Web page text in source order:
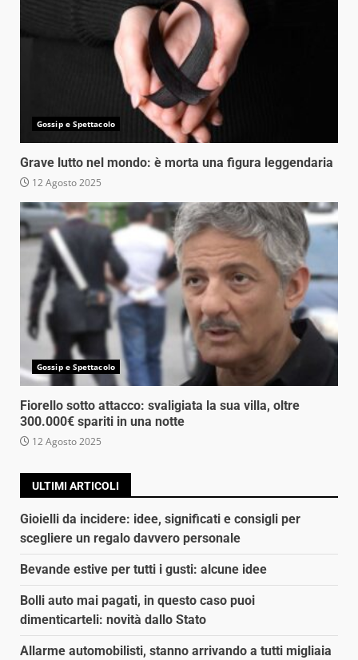
Gossip e Spettacolo
Grave lutto nel mondo: è morta una figura leggendaria
12 Agosto 2025
Gossip e Spettacolo
Fiorello sotto attacco: svaligiata la sua villa, oltre
300.000€ spariti in una notte
12 Agosto 2025
ULTIMI ARTICOLI
Gioielli da incidere: idee, significati e consigli per
scegliere un regalo davvero personale
Bevande estive per tutti i gusti: alcune idee
Bolli auto mai pagati, in questo caso puoi
dimenticarteli: novità dallo Stato
Allarme automobilisti, stanno arrivando a tutti migliaia